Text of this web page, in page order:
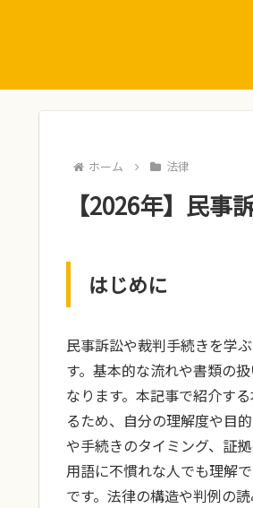
ホーム 法律
【2026年】民
はじめに
民事訴訟や裁判手続きを学
す。基本的な流れや書類の
なります。本記事で紹介す
るため、自分の理解度や目
や手続きのタイミング、証
用語に不慣れな人でも理解
です。法律の構造や判例の